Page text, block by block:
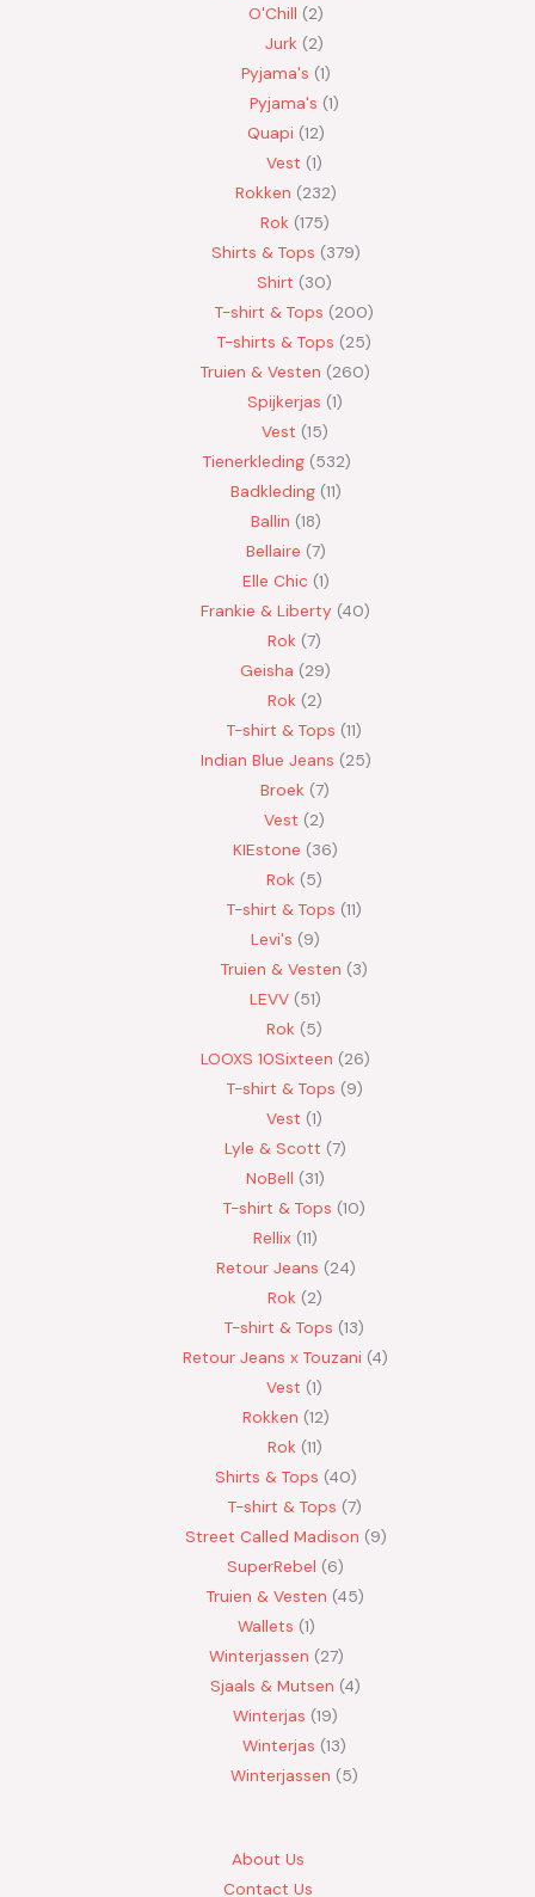
O'Chill 2
Jurk 2
Pyjama's 1
Pyjama's 1
Quapi 12
Vest 1
Rokken 232
Rok 175
Shirts & Tops 379
Shirt
30
T-shirt & Tops
200
T-shirts & Tops
25
Truien & Vesten
260
Spijkerjas 1
Vest 15
Tienerkleding 532
Badkleding 11
Ballin 18
Bellaire 7
Elle Chic 1
Frankie & Liberty 40
Rok 7
Geisha
29
Rok 2
T-shirt & Tops 11
Indian Blue Jeans 25
Broek 7
Vest
2
KIEstone
36
Rok 5
T-shirt & Tops 11
Levi's
9
Truien & Vesten
3
LEVV 51
Rok 5
LOOXS 10Sixteen
26
T-shirt & Tops 9
Vest 1
Lyle & Scott 7
NoBell
31
T-shirt & Tops 10
Rellix 11
Retour Jeans 24
Rok 2
T-shirt & Tops 13
Retour Jeans x Touzani 4
Vest 1
Rokken 12
Rok 11
Shirts & Tops 40
T-shirt & Tops 7
Street Called Madison 9
SuperRebel
6
Truien & Vesten 45
Wallets 1
Winterjassen
27
Sjaals & Mutsen 4
Winterjas 19
Winterjas 13
Winterjassen
5
About Us
Contact Us